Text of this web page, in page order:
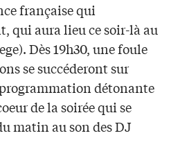
française qui
qui aura lieu ce soir-là au
Dès 19h30, une foule
se succéderont sur
détonante
de la soirée qui se
matin au son des DJ